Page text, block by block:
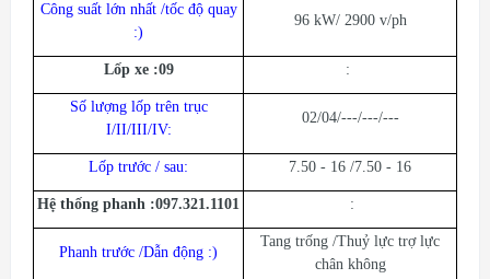
Công suất lớn nhất /tốc độ quay
:)
96 kW/ 2900 v/ph
Lốp xe :09 :
Số lượng lốp trên trục
I/II/III/IV:
02/04/---/---/---
Lốp trước / sau: 7.50 - 16 /7.50 - 16
Hệ thống phanh :097.321.1101 :
Phanh trước /Dẫn động :)
Tang trống /Thuỷ lực trợ lực
chân không